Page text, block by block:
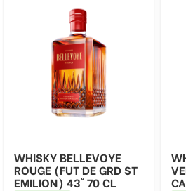
WHISKY BELLEVOYE
ROUGE (FUT DE GRD ST
EMILION) 43° 70 CL